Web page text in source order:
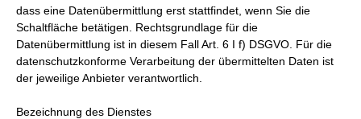
dass eine Datenübermittlung erst stattfindet, wenn Sie die
Schaltfläche betätigen. Rechtsgrundlage für die
Datenübermittlung ist in diesem Fall Art. 6 I f) DSGVO. Für die
datenschutzkonforme Verarbeitung der übermittelten Daten ist
der jeweilige Anbieter verantwortlich.
Bezeichnung des Dienstes